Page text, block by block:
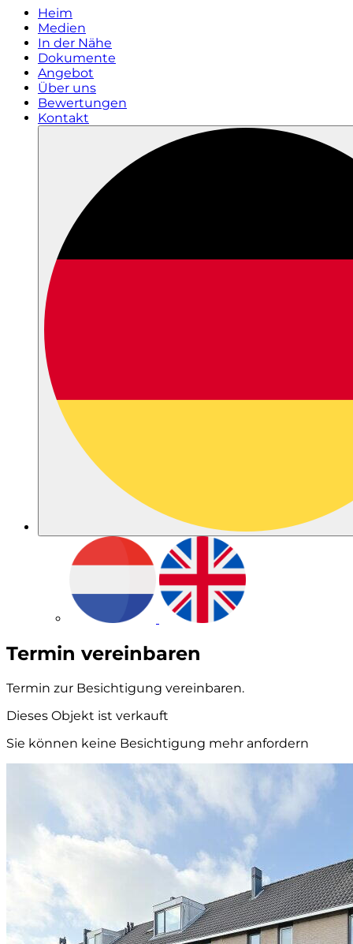
Heim
Medien
In der Nähe
Dokumente
Angebot
Über uns
Bewertungen
Kontakt
Termin vereinbaren
Termin zur Besichtigung vereinbaren.
Dieses Objekt ist verkauft
Sie können keine Besichtigung mehr anfordern